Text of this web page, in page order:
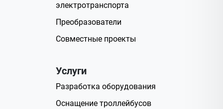
электротранспорта
Преобразователи
Совместные проекты
Услуги
Разработка оборудования
Оснащение троллейбусов